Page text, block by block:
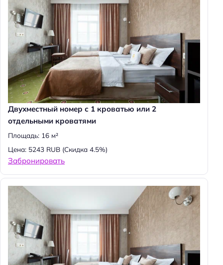
Двухместный номер с 1 кроватью или 2
отдельными кроватями
Площадь: 16 м²
Цена: 5243 RUB (Скидка 4.5%)
Забронировать